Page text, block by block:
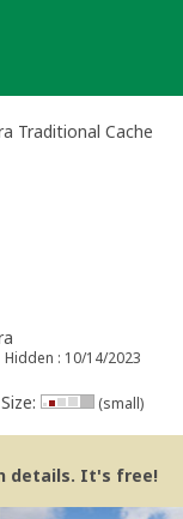
Traditional Cache
Hidden : 10/14/2023
Size: (small)
details. It's free!